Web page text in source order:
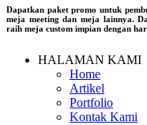
Dapatkan paket promo untuk
meja meeting dan meja lainnya.
raih meja custom impian dengan
HALAMAN KAMI
Home
Artikel
Portfolio
Kontak Kami